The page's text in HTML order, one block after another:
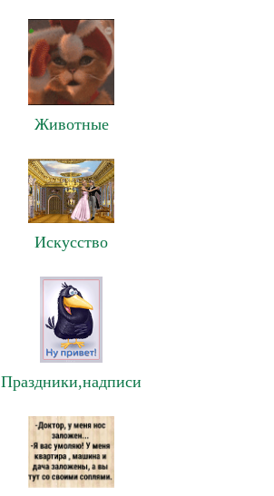
Животные
Искусство
Праздники,надписи